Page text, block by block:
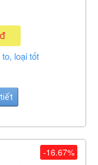
loại tốt
-16.67%